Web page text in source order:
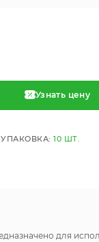
для
Узнать цену
УПАКОВКА: 10 ШТ.